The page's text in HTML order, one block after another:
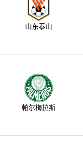
山东泰山
帕尔梅拉斯